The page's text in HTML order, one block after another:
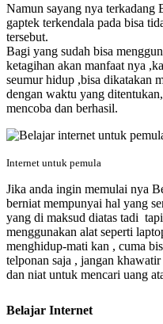
Namun sayang nya terkadang
gaptek terkendala pada bisa
tersebut.
Bagi yang sudah bisa
ketagihan akan manfaat nya
seumur hidup ,bisa dikatakan
dengan waktu yang
mencoba dan berhasil.
Internet untuk pemula
Jika anda ingin memulai nya
berniat mempunyai hal yang
yang di maksud diatas tadi
menggunakan alat seperti
menghidup-mati kan , cuma
telponan saja , jangan
dan niat untuk mencari uang
Belajar Internet